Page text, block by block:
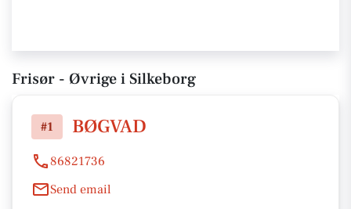
Frisør - Øvrige i Silkeborg
#1 BØGVAD
86821736
Send email